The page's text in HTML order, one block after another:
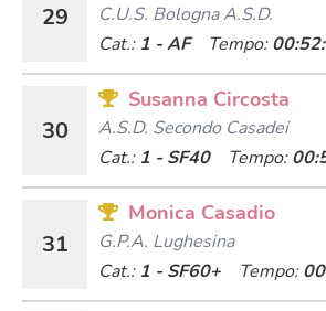
29
C.u.s. Bologna A.s.d.
Cat.: 1 - AF Tempo:
30
Susanna Circosta
A.s.d. Secondo Casadei
Cat.: 1 - SF40 Tempo:
31
Monica Casadio
G.p.a. Lughesina
Cat.: 1 - SF60+ Tempo: